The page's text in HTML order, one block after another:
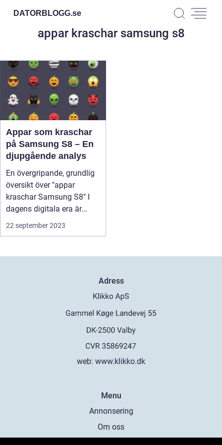
DATORBLOGG.se
appar kraschar samsung s8
Appar som kraschar
på Samsung S8 – En
djupgående analys
En övergripande, grundlig
översikt över "appar
kraschar Samsung S8" I
dagens digitala era är
appar ...
22 september 2023
Adress
web: www.klikko.dk
Menu
Annonsering
Om oss